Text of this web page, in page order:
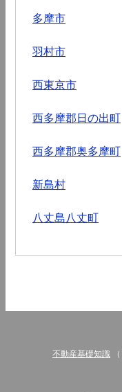
多摩市
羽村市
西東京市
西多摩郡日の出町
西多摩郡奥多摩町
新島村
八丈島八丈町
不動産基礎知識 （